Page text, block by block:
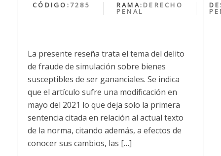
CÓDIGO: 7285 RAMA: DERECHO
PENAL
La presente reseña trata el tema del delito
de fraude de simulación sobre bienes
susceptibles de ser gananciales. Se indica
que el artículo sufre una modificación en
mayo del 2021 lo que deja solo la primera
sentencia citada en relación al actual texto
de la norma, citando además, a efectos de
conocer sus cambios, las […]